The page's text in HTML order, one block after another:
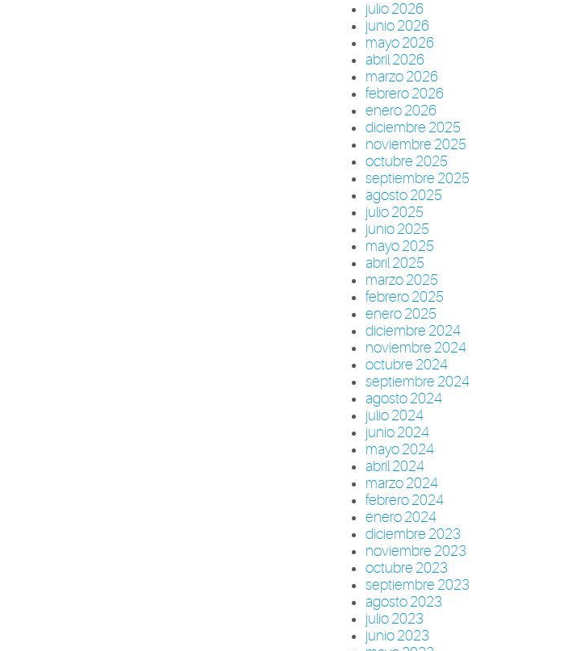
julio 2026
junio 2026
mayo 2026
abril 2026
marzo 2026
febrero 2026
enero 2026
diciembre 2025
noviembre 2025
octubre 2025
septiembre 2025
agosto 2025
julio 2025
junio 2025
mayo 2025
abril 2025
marzo 2025
febrero 2025
enero 2025
diciembre 2024
noviembre 2024
octubre 2024
septiembre 2024
agosto 2024
julio 2024
junio 2024
mayo 2024
abril 2024
marzo 2024
febrero 2024
enero 2024
diciembre 2023
noviembre 2023
octubre 2023
septiembre 2023
agosto 2023
julio 2023
junio 2023